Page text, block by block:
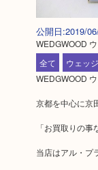
公開日:2019/
WEDGWOOD
全て
ウェッ
WEDGWOOD
京都を中心に京
「お買取りの
当店はアル・プ